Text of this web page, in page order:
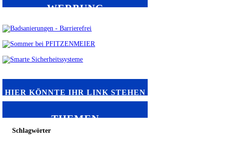
WERBUNG
HIER KÖNNTE IHR LINK STEHEN
THEMEN
Schlagwörter